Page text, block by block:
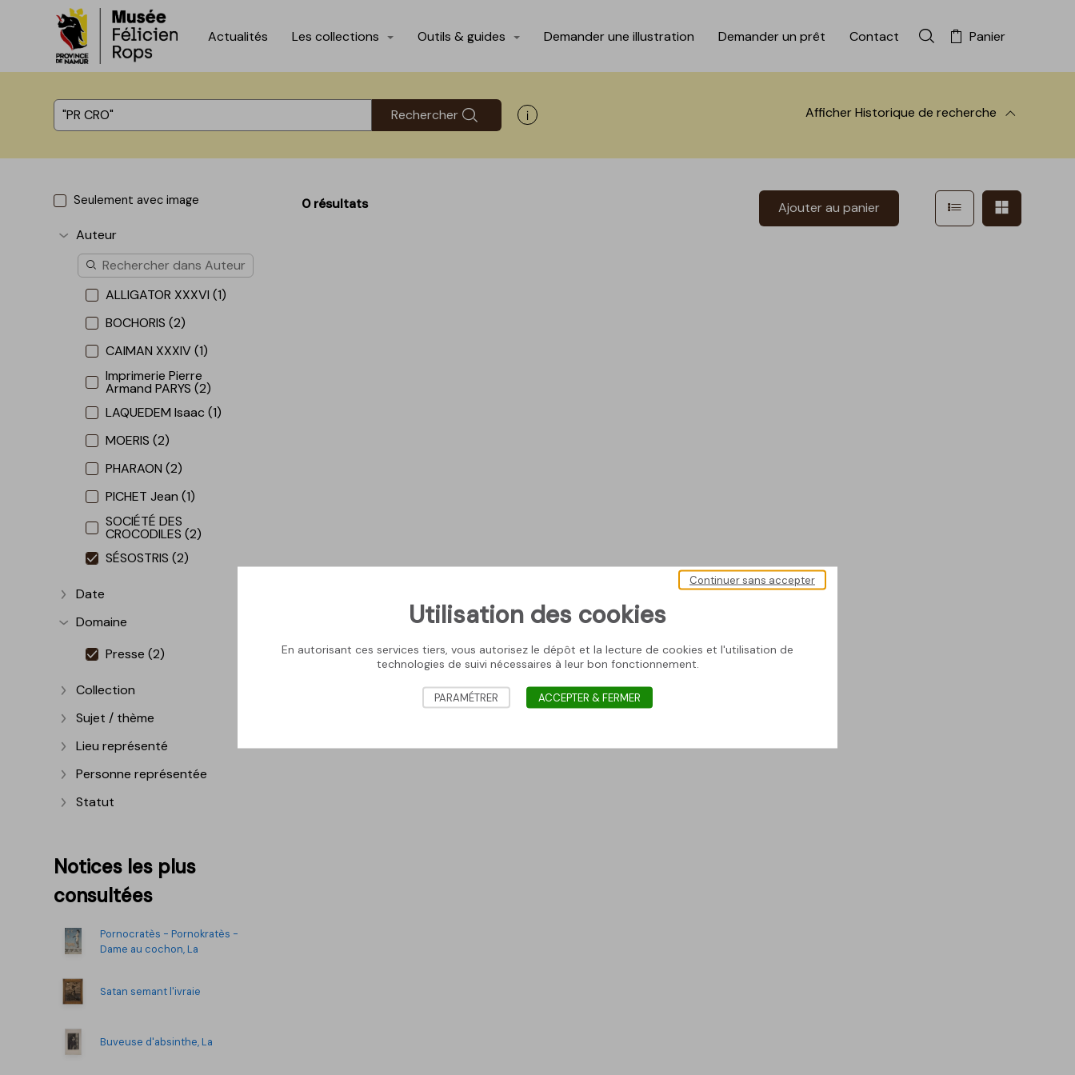
Accèder directement au contenu
Accèder directement au contenu
Actualités Les collections Outils & guides Demander une illustration Demander un prêt Contact Rechercher dans la
Panier
Rechercher Afficher les informations d'aide à la recherche AfficherHistorique de recherche
Seulement avec image
Afficher plus
Auteur
ALLIGATOR XXXVI (1)
BOCHORIS (2)
CAIMAN XXXIV (1)
Imprimerie Pierre
Armand PARYS (2)
LAQUEDEM Isaac (1)
MOERIS (2)
PHARAON (2)
PICHET Jean (1)
SOCIÉTÉ DES
CROCODILES (2)
SÉSOSTRIS (2)
Afficher plus
Date
Afficher plus
Domaine
Presse (2)
Afficher plus
Collection
Afficher plus
Sujet / thème
Afficher plus
Lieu représenté
Afficher plus
Personne représentée
Afficher plus
Statut
Notices les plus
consultées
Pornocratès - Pornokratès -
Dame au cochon, La
Satan semant l'ivraie
Buveuse d'absinthe, La
0 résultats Ajouter au panier Afficher en mode
Utilisation des cookies
En autorisant ces services tiers, vous autorisez le dépôt et la lecture de cookies et l'utilisation de
technologies de suivi nécessaires à leur bon fonctionnement.
Continuer sans accepter
PARAMÉTRER ACCEPTER & FERMER